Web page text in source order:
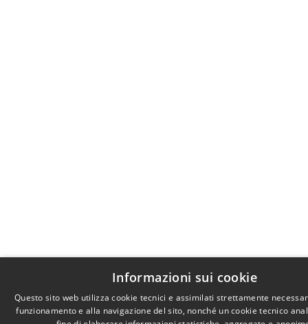
Informazioni sui cookie
Questo sito web utilizza cookie tecnici e assimilati strettamente
funzionamento e alla navigazione del sito, nonché un cookie tecnico